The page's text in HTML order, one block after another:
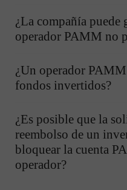
¿La compañía puede
operador PAMM no
¿Un operador
fondos invertidos?
¿Es posible que la
reembolso de un
bloquear la cuenta
operador?